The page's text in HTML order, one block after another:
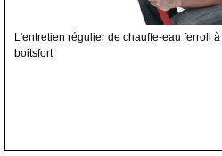
L'entretien régulier de chauffe-eau ferroli
boitsfort